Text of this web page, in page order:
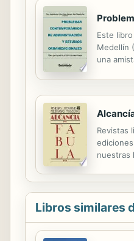
Este
Medellín
una
Revistas
nuestras
Libros similares